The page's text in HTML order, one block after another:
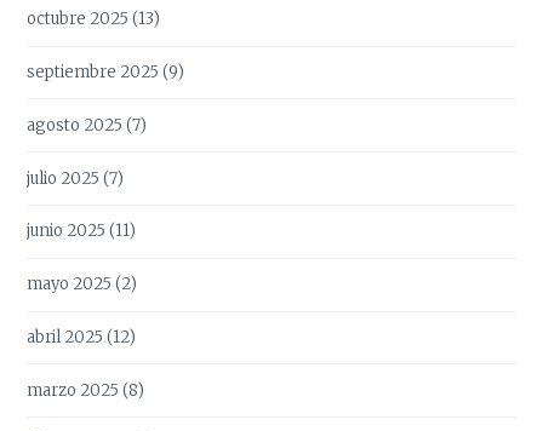
octubre 2025 (13)
septiembre 2025 (9)
agosto 2025 (7)
julio 2025 (7)
junio 2025 (11)
mayo 2025 (2)
abril 2025 (12)
marzo 2025 (8)